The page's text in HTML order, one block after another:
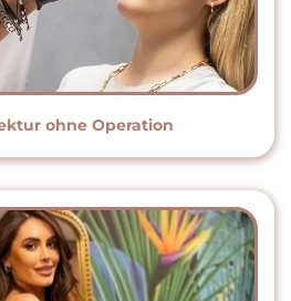
ohne Operation